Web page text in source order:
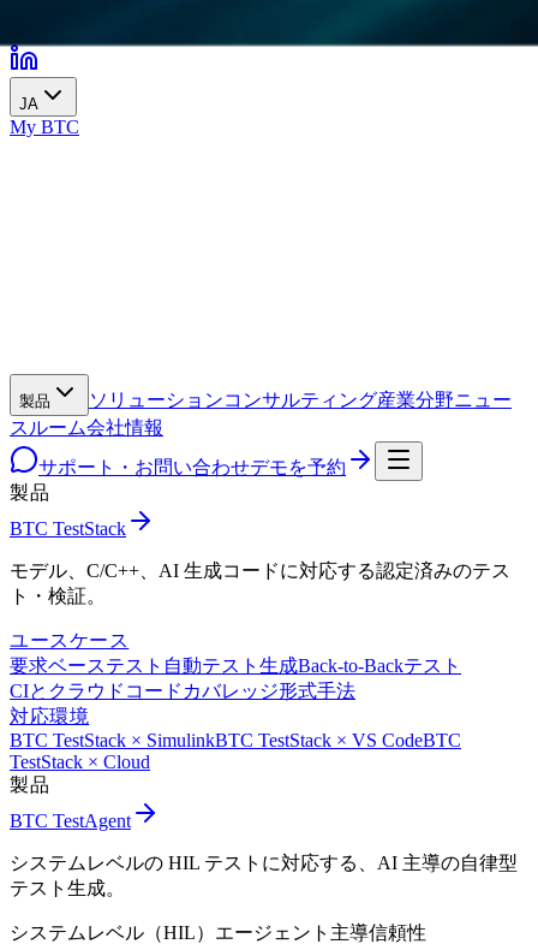
JA
My BTC
製品 ソリューションコンサルティング産業分野ニュー
スルーム会社情報
サポート・お問い合わせデモを予約
製品
BTC TestStack
モデル、C/C++、AI 生成コードに対応する認定済みのテス
ト・検証。
ユースケース
要求ベーステスト 自動テスト生成Back-to-Backテスト
CIとクラウド コードカバレッジ形式手法
対応環境
BTC TestStack × SimulinkBTC TestStack × VS CodeBTC
TestStack × Cloud
製品
BTC TestAgent
システムレベルの HIL テストに対応する、AI 主導の自律型
テスト生成。
システムレベル（HIL） エージェント主導信頼性